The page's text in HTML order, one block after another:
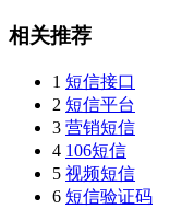
相关推荐
1 短信接口
2 短信平台
3 营销短信
4 106短信
5 视频短信
6 短信验证码